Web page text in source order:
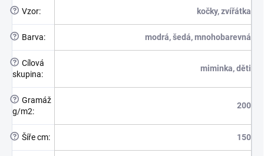
? Vzor: kočky, zvířátka
? Barva: modrá, šedá, mnohobarevná
? Cílová
skupina:
miminka, děti
? Gramáž
g/m2:
200
? Šíře cm: 150